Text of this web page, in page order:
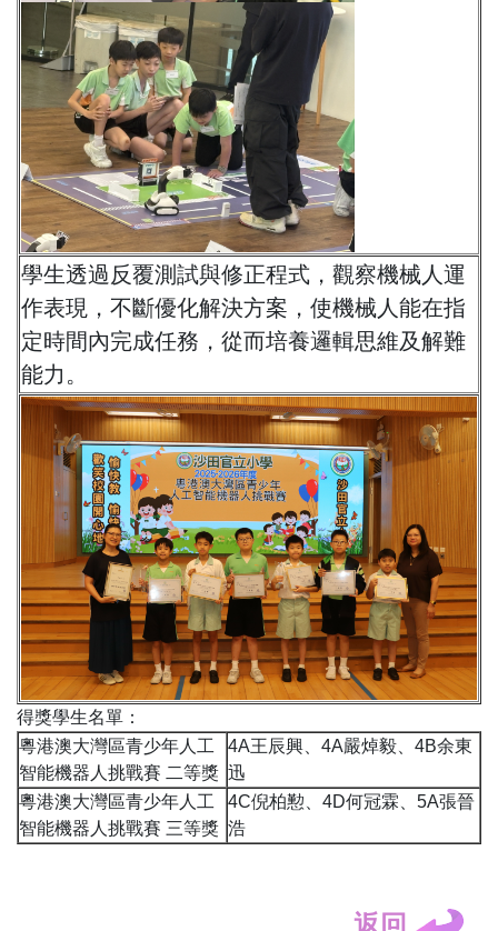
學生透過反覆測試與修正程式，觀察機械人運
作表現，不斷優化解決方案，使機械人能在指
定時間內完成任務，從而培養邏輯思維及解難
能力。
得獎學生名單：
粵港澳大灣區青少年人工
智能機器人挑戰賽 二等獎
4A王辰興、4A嚴焯毅、4B余東
迅
粵港澳大灣區青少年人工
智能機器人挑戰賽 三等獎
4C倪柏懃、4D何冠霖、5A張晉
浩
返回